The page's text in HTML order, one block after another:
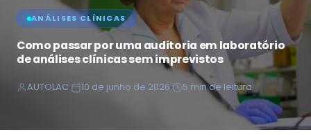
ANÁLISES CLÍNICAS
Como passar por uma auditoria em laboratório
de análises clínicas sem imprevistos
AUTOLAC 10 de junho de 2026 5 min de leitura